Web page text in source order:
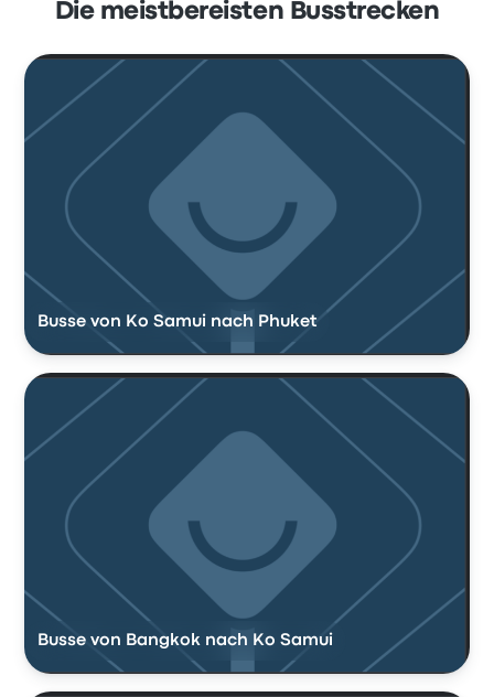
Die meistbereisten Busstrecken
Busse von Ko Samui nach Phuket
Busse von Bangkok nach Ko Samui